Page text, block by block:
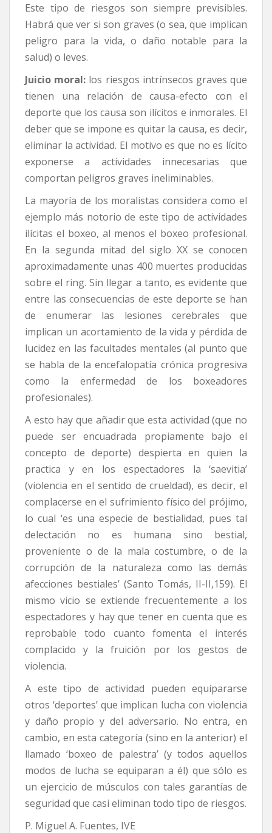
Este tipo de riesgos son siempre previsibles.
Habrá que ver si son graves (o sea, que implican
peligro para la vida, o daño notable para la
salud) o leves.
Juicio moral: los riesgos intrínsecos graves que
tienen una relación de causa-efecto con el
deporte que los causa son ilícitos e inmorales. El
deber que se impone es quitar la causa, es decir,
eliminar la actividad. El motivo es que no es lícito
exponerse a actividades innecesarias que
comportan peligros graves ineliminables.
La mayoría de los moralistas considera como el
ejemplo más notorio de este tipo de actividades
ilícitas el boxeo, al menos el boxeo profesional.
En la segunda mitad del siglo XX se conocen
aproximadamente unas 400 muertes producidas
sobre el ring. Sin llegar a tanto, es evidente que
entre las consecuencias de este deporte se han
de enumerar las lesiones cerebrales que
implican un acortamiento de la vida y pérdida de
lucidez en las facultades mentales (al punto que
se habla de la encefalopatía crónica progresiva
como la enfermedad de los boxeadores
profesionales).
A esto hay que añadir que esta actividad (que no
puede ser encuadrada propiamente bajo el
concepto de deporte) despierta en quien la
practica y en los espectadores la ‘saevitia’
(violencia en el sentido de crueldad), es decir, el
complacerse en el sufrimiento físico del prójimo,
lo cual ‘es una especie de bestialidad, pues tal
delectación no es humana sino bestial,
proveniente o de la mala costumbre, o de la
corrupción de la naturaleza como las demás
afecciones bestiales’ (Santo Tomás, II-II,159). El
mismo vicio se extiende frecuentemente a los
espectadores y hay que tener en cuenta que es
reprobable todo cuanto fomenta el interés
complacido y la fruición por los gestos de
violencia.
A este tipo de actividad pueden equipararse
otros ‘deportes’ que implican lucha con violencia
y daño propio y del adversario. No entra, en
cambio, en esta categoría (sino en la anterior) el
llamado ‘boxeo de palestra’ (y todos aquellos
modos de lucha se equiparan a él) que sólo es
un ejercicio de músculos con tales garantías de
seguridad que casi eliminan todo tipo de riesgos.
P. Miguel A. Fuentes, IVE